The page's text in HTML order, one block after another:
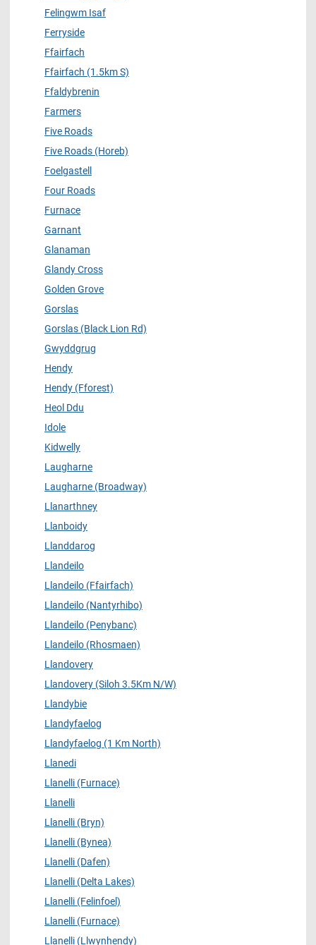
Felingwm Isaf
Ferryside
Ffairfach
Ffairfach (1.5km S)
Ffaldybrenin
Farmers
Five Roads
Five Roads (Horeb)
Foelgastell
Four Roads
Furnace
Garnant
Glanaman
Glandy Cross
Golden Grove
Gorslas
Gorslas (Black Lion Rd)
Gwyddgrug
Hendy
Hendy (Fforest)
Heol Ddu
Idole
Kidwelly
Laugharne
Laugharne (Broadway)
Llanarthney
Llanboidy
Llanddarog
Llandeilo
Llandeilo (Ffairfach)
Llandeilo (Nantyrhibo)
Llandeilo (Penybanc)
Llandeilo (Rhosmaen)
Llandovery
Llandovery (Siloh 3.5Km N/W)
Llandybie
Llandyfaelog
Llandyfaelog (1 Km North)
Llanedi
Llanelli (Furnace)
Llanelli
Llanelli (Bryn)
Llanelli (Bynea)
Llanelli (Dafen)
Llanelli (Delta Lakes)
Llanelli (Felinfoel)
Llanelli (Furnace)
Llanelli (Llwynhendy)